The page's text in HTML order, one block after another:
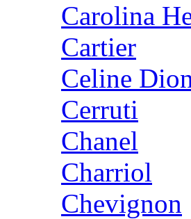
Carolina
Cartier
Celine
Cerruti
Chanel
Charriol
Chevignon